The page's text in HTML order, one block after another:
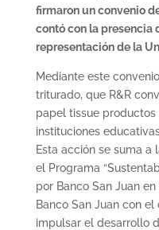
firmaron un convenio
contó con la presencia
representación de la
Mediante este
triturado, que R&R
papel tissue
instituciones
Esta acción se suma a
el Programa
por Banco San Juan
Banco San Juan con
impulsar el desarrollo